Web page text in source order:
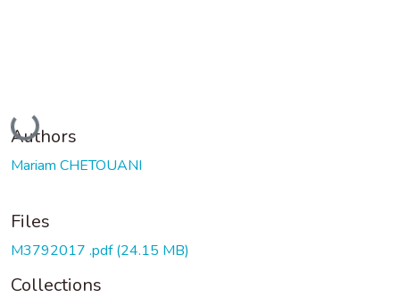
Loading...
Authors
Mariam CHETOUANI
Files
M3792017 .pdf(24.15 MB)
Collections